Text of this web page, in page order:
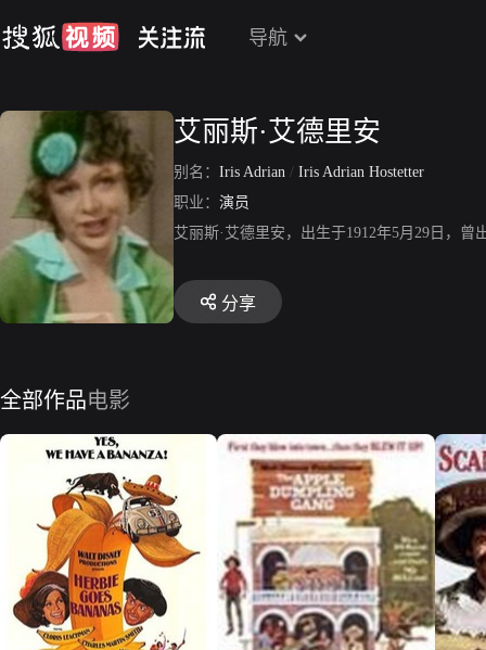
导航
艾丽斯·艾德里安
别名： Iris Adrian / Iris Adrian Hostetter
职业： 演员
艾丽斯·艾德里安，出生于1912年5月29日，曾
分享
全部作品电影